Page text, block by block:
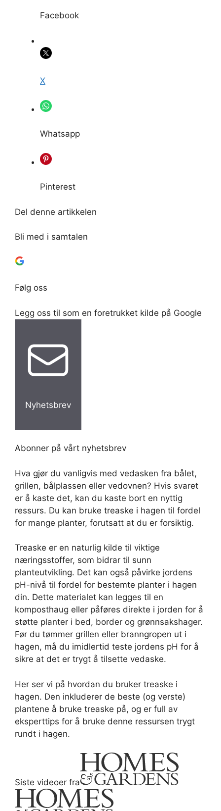
Facebook
X
Whatsapp
Pinterest
Del denne artikkelen
Bli med i samtalen
Følg oss
Legg oss til som en foretrukket kilde på Google
Nyhetsbrev
Abonner på vårt nyhetsbrev
Hva gjør du vanligvis med vedasken fra bålet,
grillen, bålplassen eller vedovnen? Hvis svaret
er å kaste det, kan du kaste bort en nyttig
ressurs. Du kan bruke treaske i hagen til fordel
for mange planter, forutsatt at du er forsiktig.
Treaske er en naturlig kilde til viktige
næringsstoffer, som bidrar til sunn
planteutvikling. Det kan også påvirke jordens
pH-nivå til fordel for bestemte planter i hagen
din. Dette materialet kan legges til en
komposthaug eller påføres direkte i jorden for å
støtte planter i bed, border og grønnsakshager.
Før du tømmer grillen eller branngropen ut i
hagen, må du imidlertid teste jordens pH for å
sikre at det er trygt å tilsette vedaske.
Her ser vi på hvordan du bruker treaske i
hagen. Den inkluderer de beste (og verste)
plantene å bruke treaske på, og er full av
eksperttips for å bruke denne ressursen trygt
rundt i hagen.
Siste videoer fra